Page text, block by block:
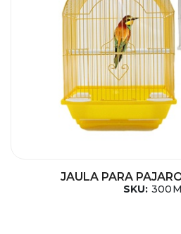
JAULA PARA
SKU: